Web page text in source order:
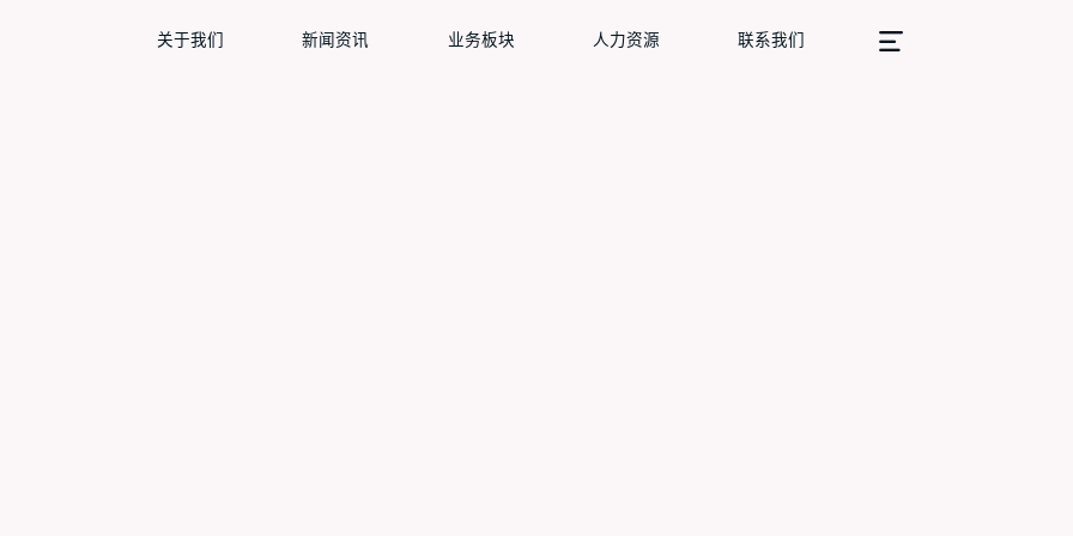
关于我们 新闻资讯 业务板块 人力资源 联系我们